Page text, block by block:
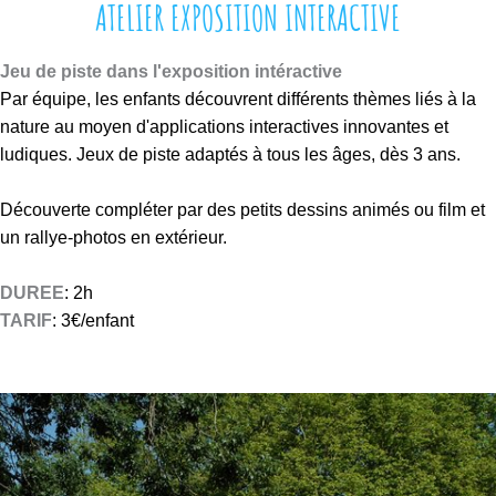
ATELIER EXPOSITION INTERACTIVE
Jeu de piste dans l'exposition intéractive
Par équipe, les enfants découvrent différents thèmes liés à la
nature au moyen d'applications interactives innovantes et
ludiques. Jeux de piste adaptés à tous les âges, dès 3 ans.
Découverte compléter par des petits dessins animés ou film et
un rallye-photos en extérieur.
DUREE: 2h
TARIF: 3€/enfant
b
a
l
a